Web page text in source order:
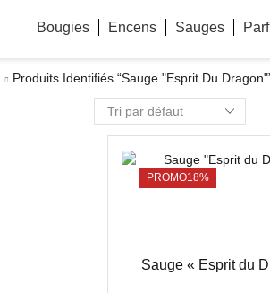
Bougies Encens Sauges
Produits Identifiés “Sauge "Esprit Du
PROMO18%
Sauge « Esprit du